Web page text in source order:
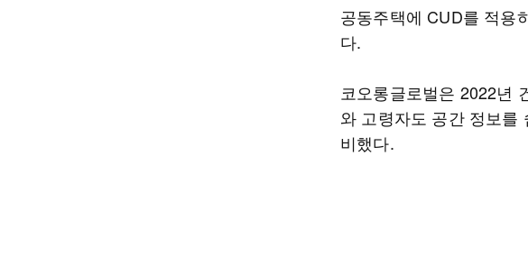
공동주택에 CUD를 적용
다.
코오롱글로벌은 2022년
와 고령자도 공간 정보를
비했다.